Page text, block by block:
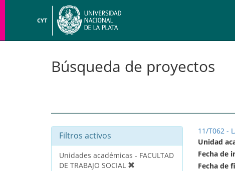
CYT
Búsqueda de proyectos
Filtros activos
Unidades académicas - FACULTAD
DE TRABAJO SOCIAL
11/T062 -
Unidad
Fecha de
Fecha de